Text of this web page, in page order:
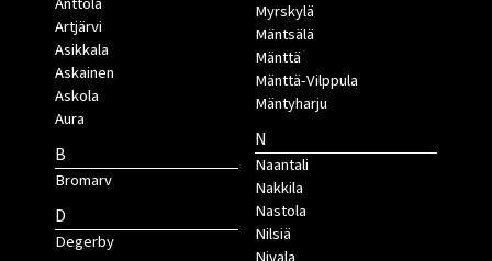
Artjärvi
Asikkala
Askainen
Askola
Aura
B
Bromarv
D
Degerby
Myrskylä
Mäntsälä
Mänttä
Mänttä-Vilppula
Mäntyharju
N
Naantali
Nakkila
Nastola
Nilsiä